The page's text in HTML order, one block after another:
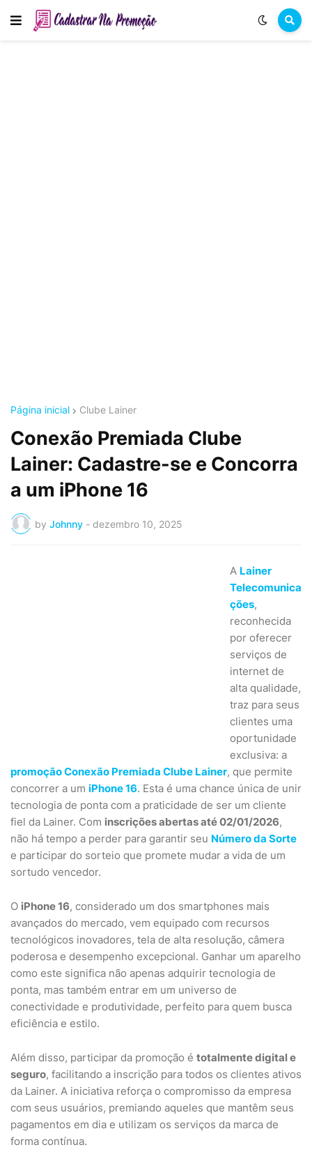
Página inicial Clube Lainer
Conexão Premiada Clube
Lainer: Cadastre-se e Concorra
a um iPhone 16
by Johnny - dezembro 10, 2025
A Lainer
Telecomunica
ções,
reconhecida
por oferecer
serviços de
internet de
alta qualidade,
traz para seus
clientes uma
oportunidade
exclusiva: a
promoção Conexão Premiada Clube Lainer, que permite
concorrer a um iPhone 16. Esta é uma chance única de unir
tecnologia de ponta com a praticidade de ser um cliente
fiel da Lainer. Com inscrições abertas até 02/01/2026,
não há tempo a perder para garantir seu Número da Sorte
e participar do sorteio que promete mudar a vida de um
sortudo vencedor.
O iPhone 16, considerado um dos smartphones mais
avançados do mercado, vem equipado com recursos
tecnológicos inovadores, tela de alta resolução, câmera
poderosa e desempenho excepcional. Ganhar um aparelho
como este significa não apenas adquirir tecnologia de
ponta, mas também entrar em um universo de
conectividade e produtividade, perfeito para quem busca
eficiência e estilo.
Além disso, participar da promoção é totalmente digital e
seguro, facilitando a inscrição para todos os clientes ativos
da Lainer. A iniciativa reforça o compromisso da empresa
com seus usuários, premiando aqueles que mantêm seus
pagamentos em dia e utilizam os serviços da marca de
forma contínua.